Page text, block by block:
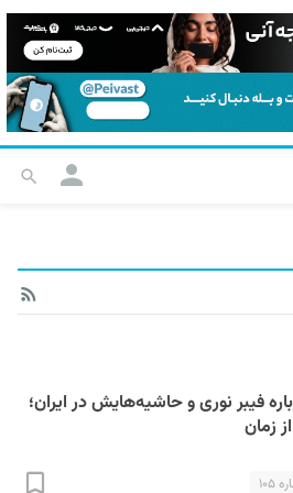
فیبر نوری و حاشیه‌هایش در ایران؛
زمان
۱۰۵